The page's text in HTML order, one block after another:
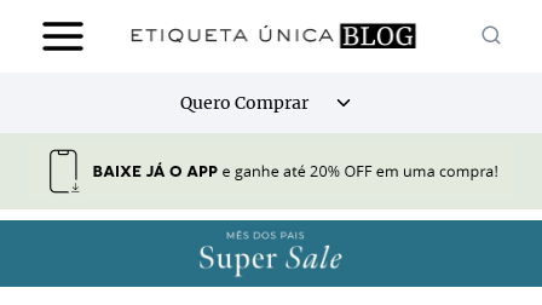
para
Quero Comprar
Alternar